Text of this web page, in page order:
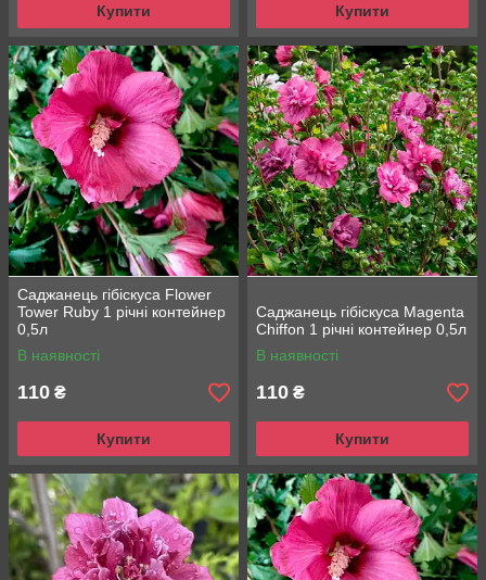
Купити Купити
Саджанець гібіскуса Flower
Tower Ruby 1 річні контейнер
0,5л
В наявності
110 ₴
Купити
Саджанець гібіскуса Magenta
Chiffon 1 річні контейнер 0,5л
В наявності
110 ₴
Купити